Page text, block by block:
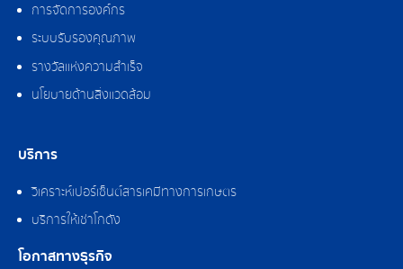
การจัดการองค์กร
ระบบรับรองคุณภาพ
รางวัลแห่งความสำเร็จ
นโยบายด้านสิ่งแวดล้อม
บริการ
วิเคราะห์เปอร์เซ็นต์สารเคมีทางการเกษตร
บริการให้เช่าโกดัง
โอกาสทางธุรกิจ